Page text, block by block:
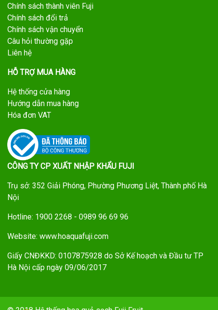
Chính sách thành viên Fuji
Chính sách đổi trả
Chính sách vận chuyển
Câu hỏi thường gặp
Liên hệ
HỖ TRỢ MUA HÀNG
Hệ thống cửa hàng
Hướng dẫn mua hàng
Hóa đơn VAT
CÔNG TY CP XUẤT NHẬP KHẨU FUJI
Trụ sở: 352 Giải Phóng, Phường Phương Liệt, Thành phố Hà
Nội
Hotline: 1900 2268 - 0989 96 69 96
Website: www.hoaquafuji.com
Giấy CNĐKKD: 0107875928 do Sở Kế hoạch và Đầu tư TP
Hà Nội cấp ngày 09/06/2017